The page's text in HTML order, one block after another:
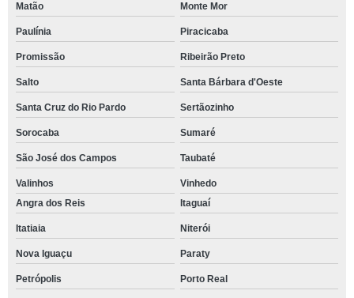
Matão Monte Mor
Paulínia Piracicaba
Promissão Ribeirão Preto
Salto Santa Bárbara d'Oeste
Santa Cruz do Rio Pardo Sertãozinho
Sorocaba Sumaré
São José dos Campos Taubaté
Valinhos
Vinhedo
Angra dos Reis
Itaguaí
Itatiaia Niterói
Nova Iguaçu Paraty
Petrópolis Porto Real